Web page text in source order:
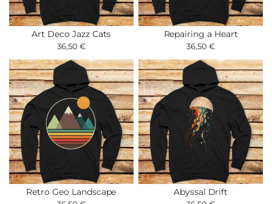
Art Deco Jazz Cats
36,50 €
Repairing a Heart
36,50 €
Retro Geo Landscape Abyssal Drift